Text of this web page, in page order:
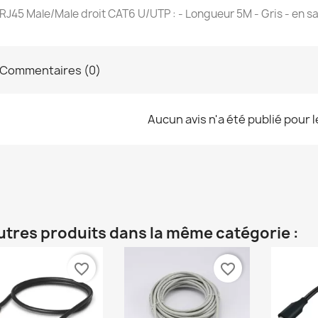
Male/Male droit CAT6 U/UTP : - Longueur 5M - Gris - en
(0)
Aucun avis n'a été publié pour
produits dans la même catégorie :
favorite_border favorite_border